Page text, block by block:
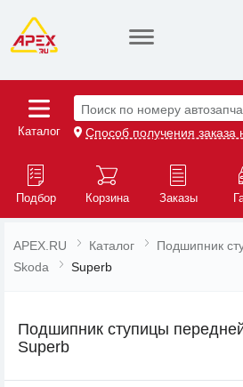
Каталог
Поиск по номеру
Способ получения заказа
Подбор Корзина Заказы
APEX.RU Каталог
Подшипник
Skoda
Superb
Подшипник ступицы
Superb